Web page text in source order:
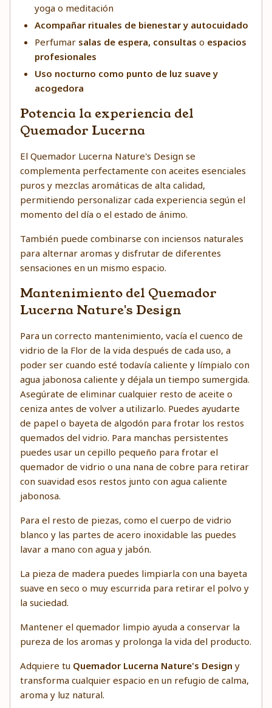
yoga o meditación
Acompañar rituales de bienestar y autocuidado
Perfumar salas de espera, consultas o espacios
profesionales
Uso nocturno como punto de luz suave y
acogedora
Potencia la experiencia del
Quemador Lucerna
El Quemador Lucerna Nature's Design se
complementa perfectamente con aceites esenciales
puros y mezclas aromáticas de alta calidad,
permitiendo personalizar cada experiencia según el
momento del día o el estado de ánimo.
También puede combinarse con inciensos naturales
para alternar aromas y disfrutar de diferentes
sensaciones en un mismo espacio.
Mantenimiento del Quemador
Lucerna Nature's Design
Para un correcto mantenimiento, vacía el cuenco de
vidrio de la Flor de la vida después de cada uso, a
poder ser cuando esté todavía caliente y límpialo con
agua jabonosa caliente y déjala un tiempo sumergida.
Asegúrate de eliminar cualquier resto de aceite o
ceniza antes de volver a utilizarlo. Puedes ayudarte
de papel o bayeta de algodón para frotar los restos
quemados del vidrio. Para manchas persistentes
puedes usar un cepillo pequeño para frotar el
quemador de vidrio o una nana de cobre para retirar
con suavidad esos restos junto con agua caliente
jabonosa.
Para el resto de piezas, como el cuerpo de vidrio
blanco y las partes de acero inoxidable las puedes
lavar a mano con agua y jabón.
La pieza de madera puedes limpiarla con una bayeta
suave en seco o muy escurrida para retirar el polvo y
la suciedad.
Mantener el quemador limpio ayuda a conservar la
pureza de los aromas y prolonga la vida del producto.
Adquiere tu Quemador Lucerna Nature's Design y
transforma cualquier espacio en un refugio de calma,
aroma y luz natural.